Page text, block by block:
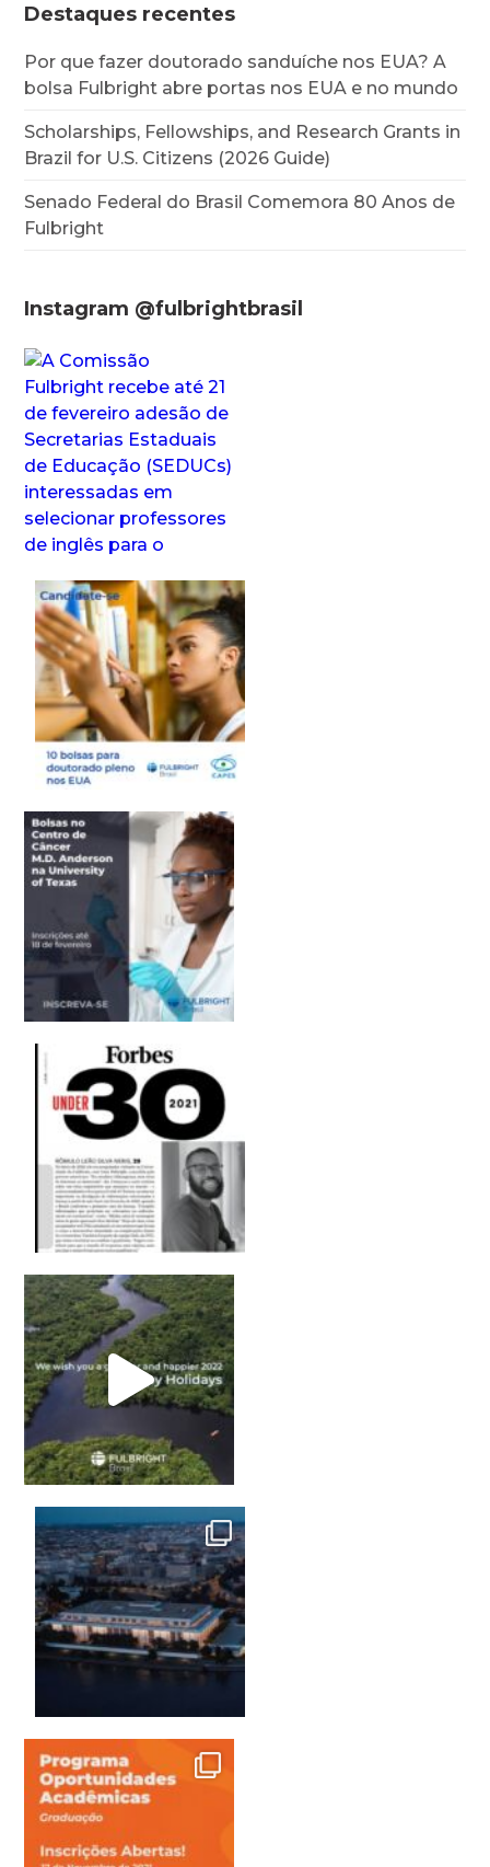
Destaques recentes
Por que fazer doutorado sanduíche nos EUA? A
bolsa Fulbright abre portas nos EUA e no mundo
Scholarships, Fellowships, and Research Grants in
Brazil for U.S. Citizens (2026 Guide)
Senado Federal do Brasil Comemora 80 Anos de
Fulbright
Instagram @fulbrightbrasil